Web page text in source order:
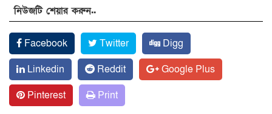
নিউজটি শেয়ার করুন..
Facebook Twitter
Digg
Linkedin
Reddit
Google Plus
Pinterest
Print